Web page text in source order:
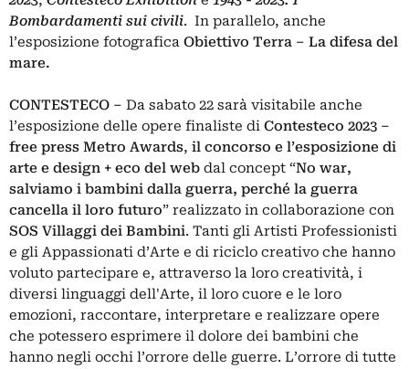
Bombardamenti sui civili. In parallelo, anche
l’esposizione fotografica Obiettivo Terra – La difesa del
mare.
CONTESTECO – Da sabato 22 sarà visitabile anche
l’esposizione delle opere finaliste di Contesteco 2023 –
free press Metro Awards, il concorso e l’esposizione di
arte e design + eco del web dal concept “No war,
salviamo i bambini dalla guerra, perché la guerra
cancella il loro futuro” realizzato in collaborazione con
SOS Villaggi dei Bambini. Tanti gli Artisti Professionisti
e gli Appassionati d’Arte e di riciclo creativo che hanno
voluto partecipare e, attraverso la loro creatività, i
diversi linguaggi dell'Arte, il loro cuore e le loro
emozioni, raccontare, interpretare e realizzare opere
che potessero esprimere il dolore dei bambini che
hanno negli occhi l’orrore delle guerre. L’orrore di tutte